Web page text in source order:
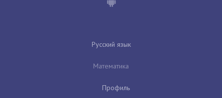
Русский язык
Математика
Профиль